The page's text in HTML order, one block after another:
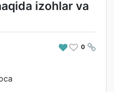
izohlar va
# 0